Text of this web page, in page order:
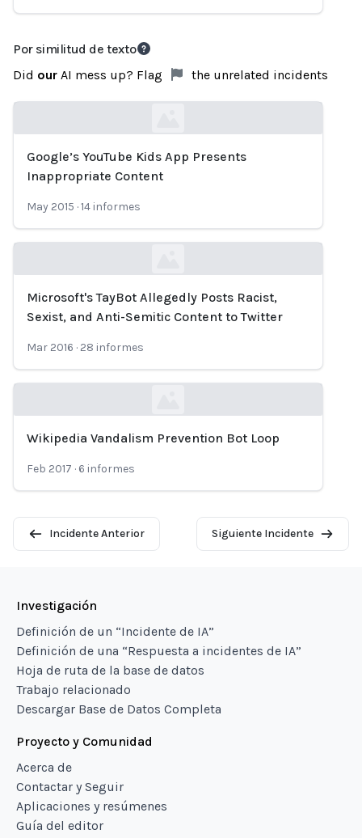
Por similitud de texto
Did our AI mess up? Flag the unrelated incidents
Loading...
Google’s YouTube Kids App Presents
Inappropriate Content
May 2015 ·14 informes
Loading...
Microsoft's TayBot Allegedly Posts Racist,
Sexist, and Anti-Semitic Content to Twitter
Mar 2016 · 28 informes
Loading...
Wikipedia Vandalism Prevention Bot Loop
Feb 2017 · 6 informes
Incidente Anterior Siguiente Incidente
Investigación
Definición de un “Incidente de IA”
Definición de una “Respuesta a incidentes de IA”
Hoja de ruta de la base de datos
Trabajo relacionado
Descargar Base de Datos Completa
Proyecto y Comunidad
Acerca de
Contactar y Seguir
Aplicaciones y resúmenes
Guía del editor